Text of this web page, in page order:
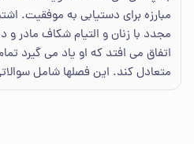
مبارزه برای دستیابی به موفقیت.
مجدد با زنان و التیام شکاف مادر
اتفاق می افتد که او یاد می گیرد
متعادل کند. این فصلها شامل